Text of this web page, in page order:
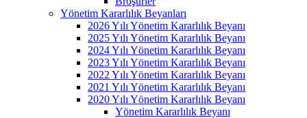
Yönetim Kararlılık Beyanları
2026 Yılı Yönetim Kararlılık Beyanı
2025 Yılı Yönetim Kararlılık Beyanı
2024 Yılı Yönetim Kararlılık Beyanı
2023 Yılı Yönetim Kararlılık Beyanı
2022 Yılı Yönetim Kararlılık Beyanı
2021 Yılı Yönetim Kararlılık Beyanı
2020 Yılı Yönetim Kararlılık Beyanı
Yönetim Kararlılık Beyanı